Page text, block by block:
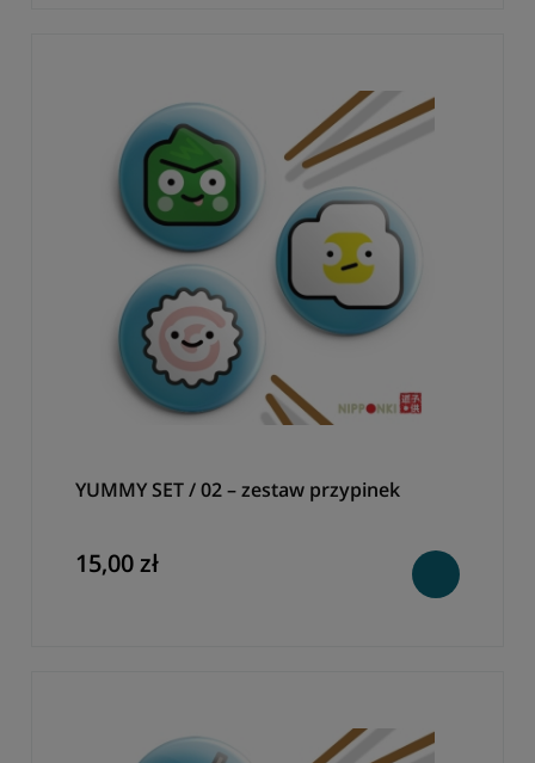
YUMMY SET / 02 – zestaw przypinek
15,00 zł